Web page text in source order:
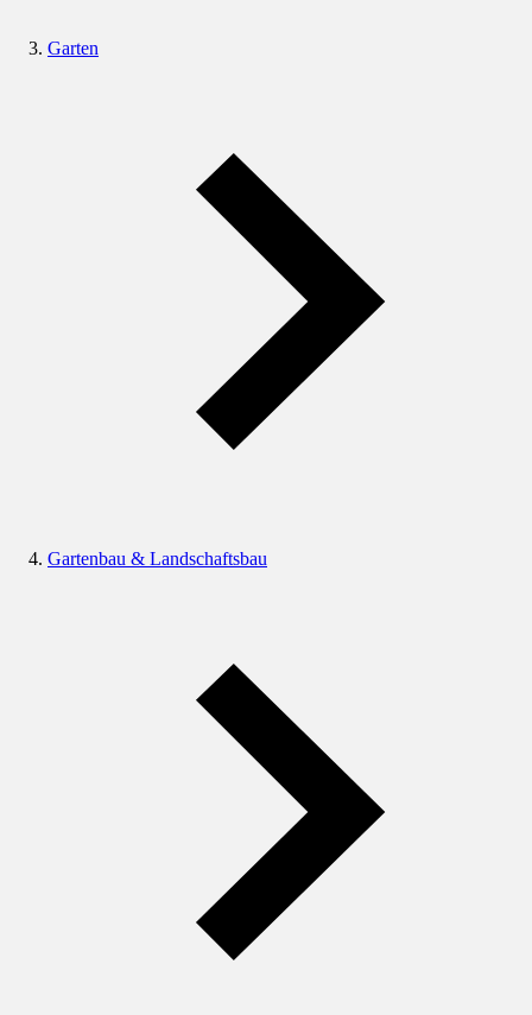
Garten
Gartenbau & Landschaftsbau